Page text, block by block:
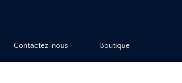
Contactez-nous Boutique